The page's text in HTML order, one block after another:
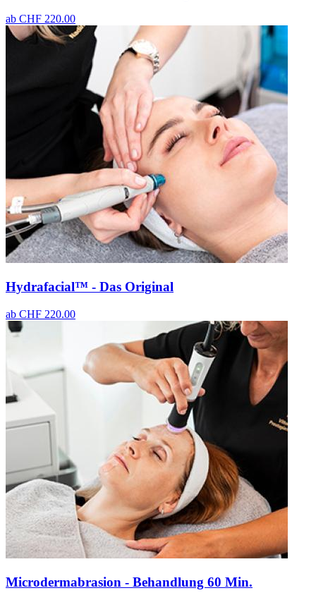
ab CHF 220.00
Hydrafacial™ - Das Original
ab CHF 220.00
Microdermabrasion - Behandlung 60 Min.